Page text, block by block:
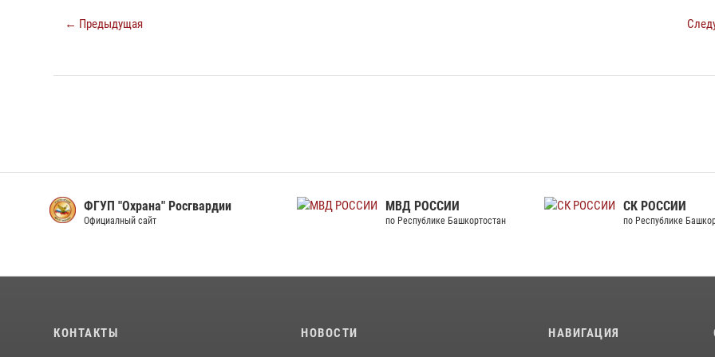
← Предыдущая
ФГУП "Охрана" Росгвардии
Официалный сайт
МВД РОССИИ
по Республике Башкортостан
СК РОССИИ
по Республике
КОНТАКТЫ НОВОСТИ НАВИГАЦИЯ